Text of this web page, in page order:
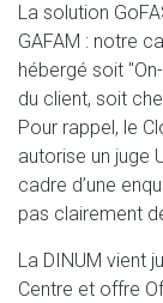
La solution
GAFAM : notre
hébergé soit
du client, soit
Pour rappel, le
autorise un juge
cadre d’une
pas clairement
La DINUM vient
Centre et offre